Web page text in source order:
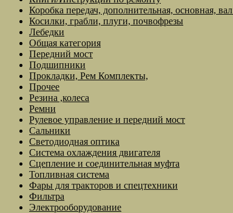
Коробка передач, дополнительная, основная,
Косилки, грабли, плуги, почвофрезы
Лебедки
Общая категория
Передний мост
Подшипники
Прокладки, Рем Комплекты,
Прочее
Резина ,колеса
Ремни
Рулевое управление и передний мост
Сальники
Светодиодная оптика
Система охлаждения двигателя
Сцепление и соединительная муфта
Топливная система
Фары для тракторов и спецтехники
Фильтра
Электрооборудование